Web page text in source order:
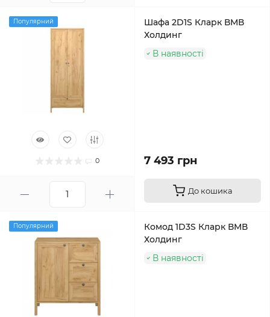
Популярний
0
Шафа 2D1S Кларк ВМВ
Холдинг
В наявності
7 493 грн
До кошика
Популярний
Комод 1D3S Кларк ВМВ
Холдинг
В наявності